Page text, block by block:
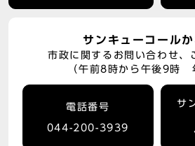
サンキューコール
市政に関するお問い合わせ、
（午前8時から午後9時
電話番号
044-200-3939
サ